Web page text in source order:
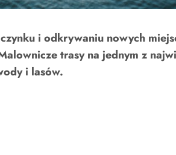
i odkrywaniu nowych
trasy na jednym z
i lasów.